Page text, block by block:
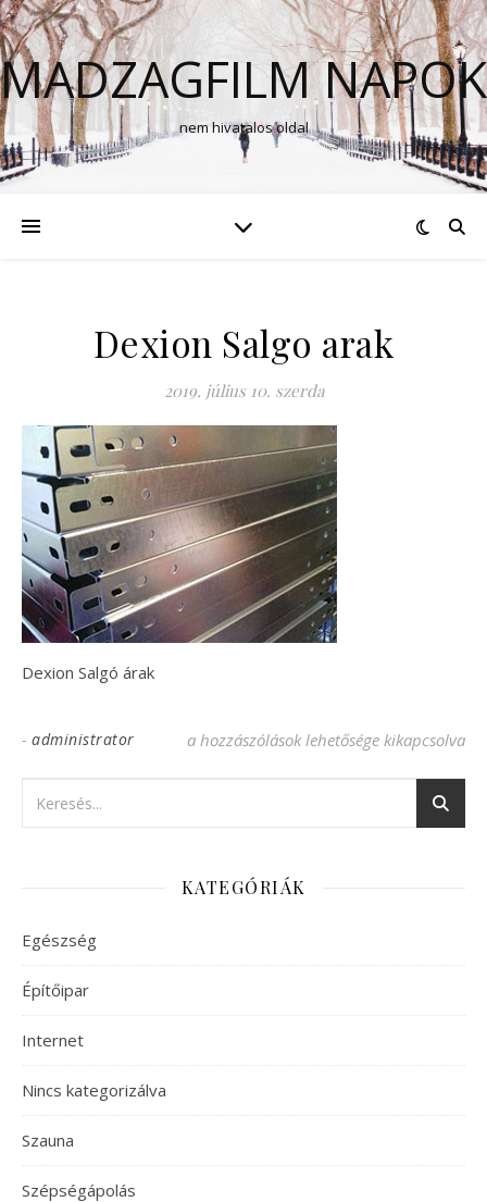
MADZAGFILM NAPOK
nem hivatalos oldal
Dexion Salgo arak
2019. július 10. szerda
Dexion Salgó árak
- administrator Dexion Salgo arak bejegyzéshez
a hozzászólások lehetősége kikapcsolva
KATEGÓRIÁK
Egészség
Építőipar
Internet
Nincs kategorizálva
Szauna
Szépségápolás